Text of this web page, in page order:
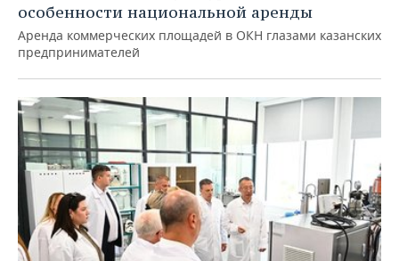
особенности национальной аренды
Аренда коммерческих площадей в ОКН глазами казанских
предпринимателей